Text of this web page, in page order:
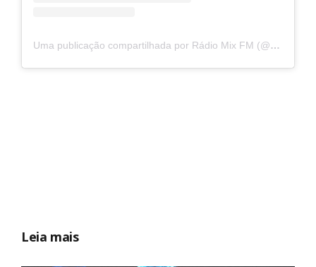
Uma publicação compartilhada por Rádio Mix FM (@radiomixfm)
Leia mais